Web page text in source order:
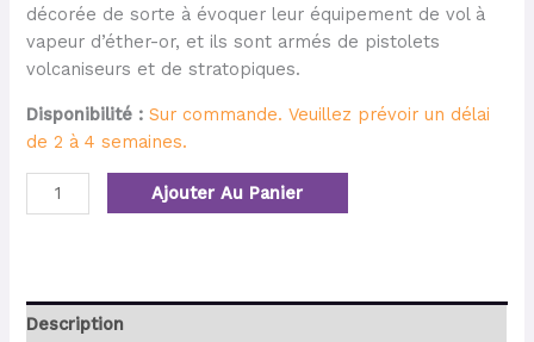
décorée de sorte à évoquer leur équipement de vol à
vapeur d’éther-or, et ils sont armés de pistolets
volcaniseurs et de stratopiques.
Disponibilité : Sur commande. Veuillez prévoir un délai
de 2 à 4 semaines.
Ajouter Au Panier
Description